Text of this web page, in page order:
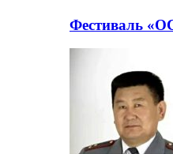
Фестиваль